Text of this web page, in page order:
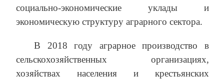
социально-экономические уклады и
экономическую структуру аграрного сектора.
В 2018 году аграрное производство в
сельскохозяйственных организациях,
хозяйствах населения и крестьянских